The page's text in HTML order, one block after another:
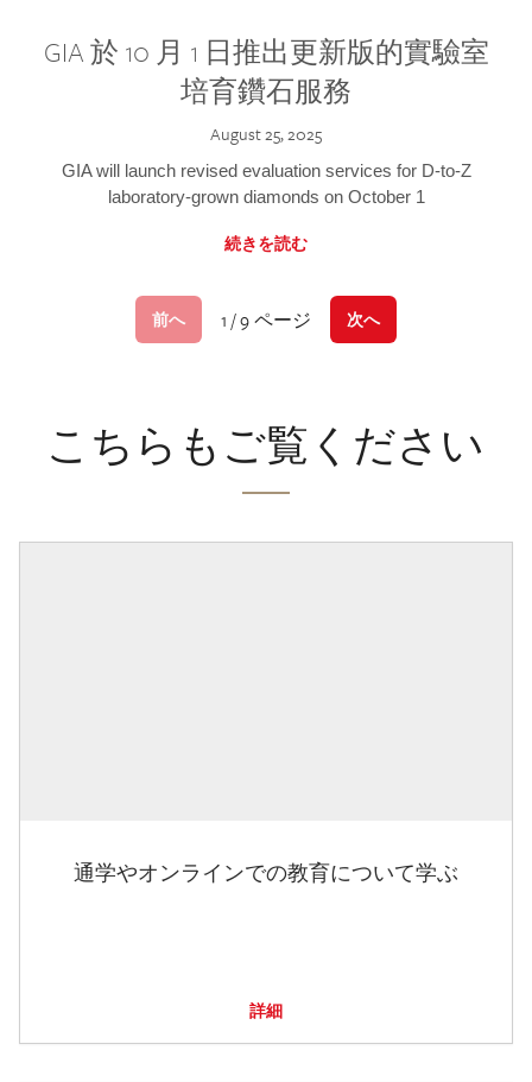
GIA 於 10 月 1 日推出更新版的實驗室
培育鑽石服務
August 25, 2025
GIA will launch revised evaluation services for D-to-Z
laboratory-grown diamonds on October 1
続きを読む
前へ 1 / 9 ページ 次へ
こちらもご覧ください
通学やオンラインでの教育について学ぶ
詳細